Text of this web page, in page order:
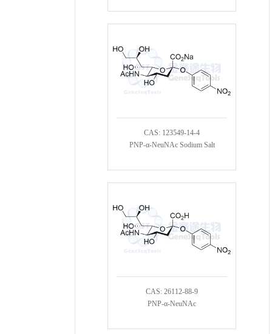
CAS: 123549-14-4
PNP-α-NeuNAc Sodium Salt
CAS: 26112-88-9
PNP-α-NeuNAc